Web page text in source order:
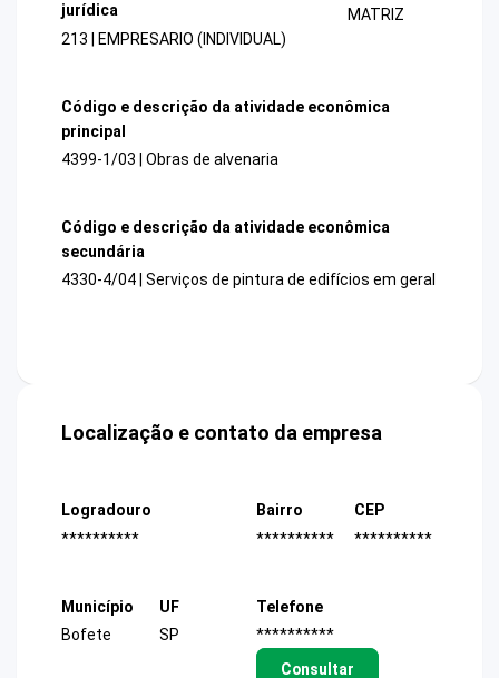
jurídica
213 | EMPRESARIO (INDIVIDUAL)
MATRIZ
Código e descrição da atividade econômica
principal
4399-1/03 | Obras de alvenaria
Código e descrição da atividade econômica
secundária
4330-4/04 | Serviços de pintura de edifícios em geral
Localização e contato da empresa
Logradouro
**********
Bairro
**********
CEP
**********
Município
Bofete
UF
SP
Telefone
**********
Consultar